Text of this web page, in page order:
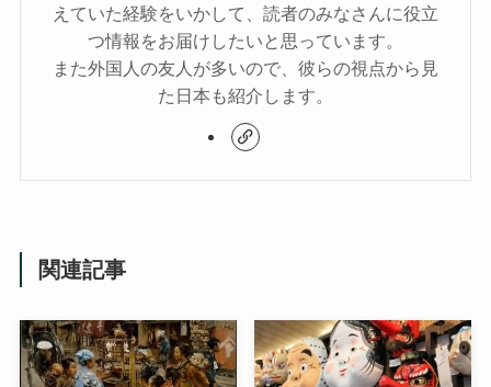
えていた経験をいかして、読者のみなさんに役立
つ情報をお届けしたいと思っています。
また外国人の友人が多いので、彼らの視点から見
た日本も紹介します。
関連記事